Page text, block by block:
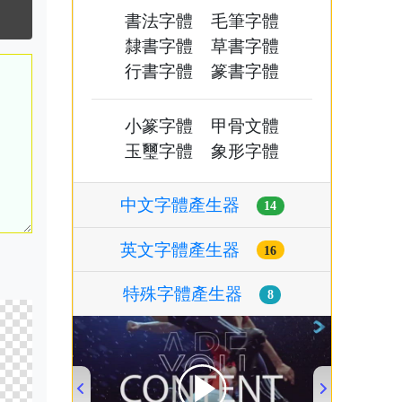
書法字體
毛筆字體
隸書字體
草書字體
行書字體
篆書字體
小篆字體
甲骨文體
玉璽字體
象形字體
中文字體產生器 14
英文字體產生器 16
特殊字體產生器 8